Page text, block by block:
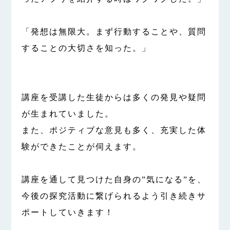
「発想は無限大。まず行動することや、質問
することの大切さを知った。」
講座を受講した生徒からは多くの発見や疑問
が生まれていました。
また、ポジティブな意見も多く、充実した体
験ができたことが伺えます。
講座を通して見つけた自身の”気になる”を、
今後の探究活動に繋げられるよう引き続きサ
ポートしていきます！